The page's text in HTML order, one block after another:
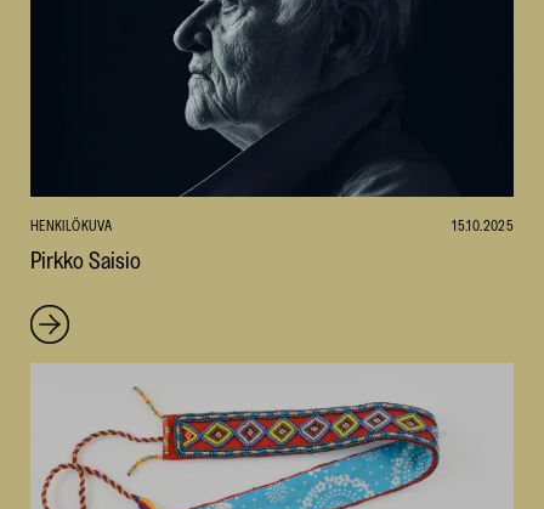
HENKILÖKUVA 15.10.2025
Pirkko Saisio